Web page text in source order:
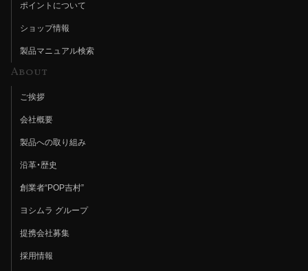
ポイントについて
ショップ情報
製品マニュアル検索
About
ご挨拶
会社概要
製品への取り組み
沿革・歴史
創業者“POP吉村”
ヨシムラ グループ
提携会社募集
採用情報